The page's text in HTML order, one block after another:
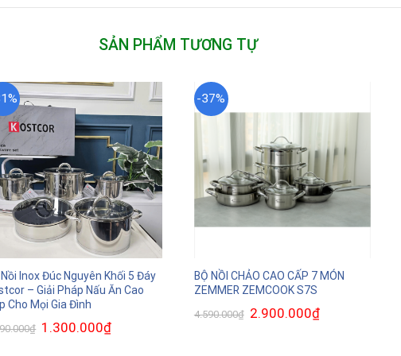
SẢN PHẨM TƯƠNG TỰ
Nồi Inox Đúc Nguyên Khối 5 Đáy
– Giải Pháp Nấu Ăn Cao
Cho Mọi Gia Đình
₫ Giá
gốc
1.300.000₫Giá
-37%
BỘ NỒI CHẢO CAO CẤP 7 MÓN
ZEMMER ZEMCOOK S7S
4.590.000₫ Giá
gốc
2.900.000₫Giá
hiện